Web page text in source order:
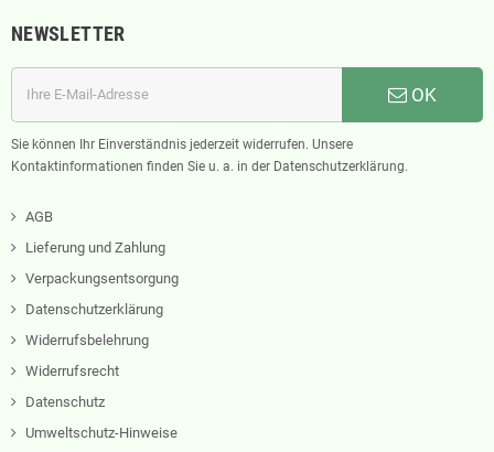
NEWSLETTER
OK
Sie können Ihr Einverständnis jederzeit widerrufen. Unsere
Kontaktinformationen finden Sie u. a. in der Datenschutzerklärung.
AGB
Lieferung und Zahlung
Verpackungsentsorgung
Datenschutzerklärung
Widerrufsbelehrung
Widerrufsrecht
Datenschutz
Umweltschutz-Hinweise